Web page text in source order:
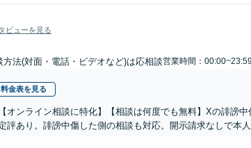
ビューを見る
方法(対面・電話・ビデオなど)は応相談営業時間：00:00~23:59
料金表を見る
オンライン相談に特化】【相談は何度でも無料】Xの誹謗
評あり。誹謗中傷した側の相談も対応。開示請求なしで本